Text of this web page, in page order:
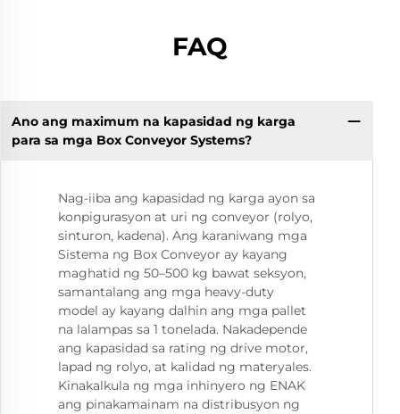
FAQ
Ano ang maximum na kapasidad ng karga
para sa mga Box Conveyor Systems?
Nag-iiba ang kapasidad ng karga ayon sa
konpigurasyon at uri ng conveyor (rolyo,
sinturon, kadena). Ang karaniwang mga
Sistema ng Box Conveyor ay kayang
maghatid ng 50–500 kg bawat seksyon,
samantalang ang mga heavy-duty
model ay kayang dalhin ang mga pallet
na lalampas sa 1 tonelada. Nakadepende
ang kapasidad sa rating ng drive motor,
lapad ng rolyo, at kalidad ng materyales.
Kinakalkula ng mga inhinyero ng ENAK
ang pinakamainam na distribusyon ng